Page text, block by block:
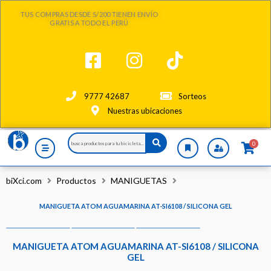
TUS COMPRAS DESDE S/200 TIENEN ENVÍO
GRATIS A TODO EL PERÚ
9777 42687
Sorteos
Nuestras ubicaciones
Search
...
0
biXci.com Productos MANIGUETAS
MANIGUETA ATOM AGUAMARINA AT-SI6108 / SILICONA GEL
MANIGUETA ATOM AGUAMARINA AT-SI6108 / SILICONA
GEL